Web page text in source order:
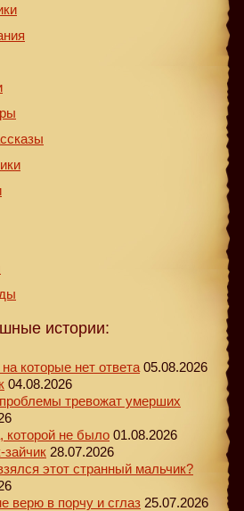
истории:
которые нет ответа 05.08.2026
04.08.2026
тревожат умерших
которой не было 01.08.2026
28.07.2026
этот странный мальчик?
верю в порчу и сглаз 25.07.2026